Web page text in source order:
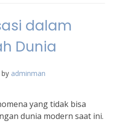
dalam
Dunia
by adminman
yang tidak bisa
dunia modern saat ini.